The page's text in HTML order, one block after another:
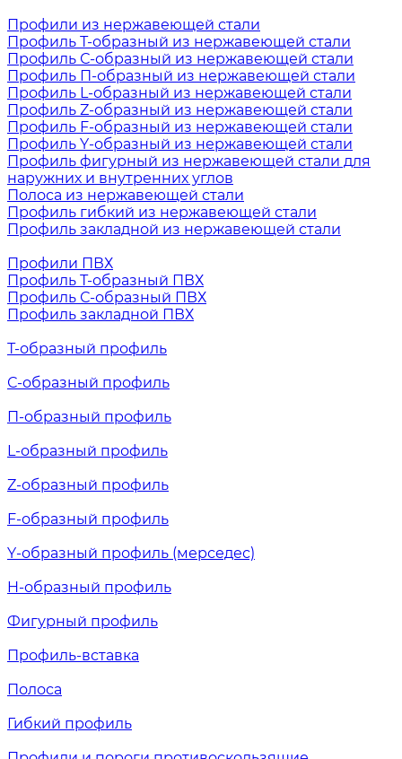
Профили из нержавеющей стали
Профиль Т-образный из нержавеющей стали
Профиль С-образный из нержавеющей стали
Профиль П-образный из нержавеющей стали
Профиль L-образный из нержавеющей стали
Профиль Z-образный из нержавеющей стали
Профиль F-образный из нержавеющей стали
Профиль Y-образный из нержавеющей стали
Профиль фигурный из нержавеющей стали для
наружних и внутренних углов
Полоса из нержавеющей стали
Профиль гибкий из нержавеющей стали
Профиль закладной из нержавеющей стали
Профили ПВХ
Профиль Т-образный ПВХ
Профиль С-образный ПВХ
Профиль закладной ПВХ
Т-образный профиль
С-образный профиль
П-образный профиль
L-образный профиль
Z-образный профиль
F-образный профиль
Y-образный профиль (мерседес)
H-образный профиль
Фигурный профиль
Профиль-вставка
Полоса
Гибкий профиль